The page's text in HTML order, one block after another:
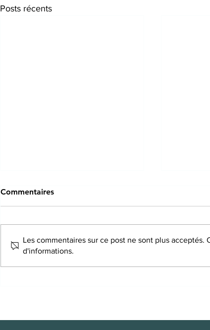
Posts récents
Au-delà de la relaxation :
Étude
Commentaires
Les commentaires sur ce post ne sont plus
d'informations.